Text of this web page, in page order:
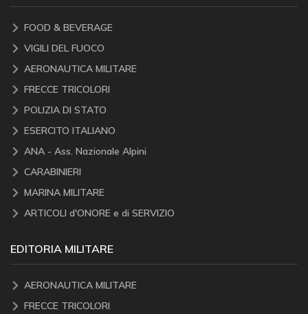
FOOD & BEVERAGE
VIGILI DEL FUOCO
AERONAUTICA MILITARE
FRECCE TRICOLORI
POLIZIA DI STATO
ESERCITO ITALIANO
ANA - Ass. Nazionale Alpini
CARABINIERI
MARINA MILITARE
ARTICOLI d'ONORE e di SERVIZIO
EDITORIA MILITARE
AERONAUTICA MILITARE
FRECCE TRICOLORI